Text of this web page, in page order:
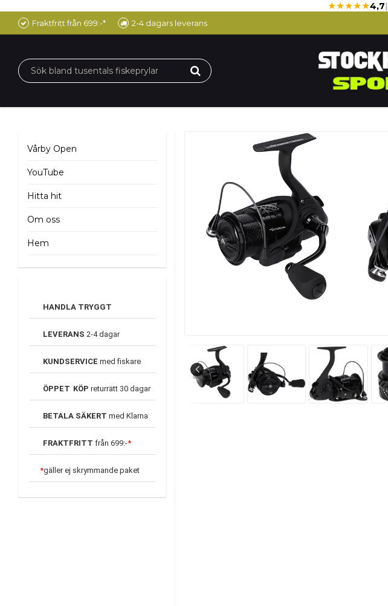
★★★★★4,7|
Fraktfritt från 699:-* 2-4 dagars leverans
Vårby Open
YouTube
Hitta hit
Om oss
Hem
HANDLA TRYGGT
LEVERANS 2-4 dagar
KUNDSERVICE med fiskare
ÖPPET KÖP returrätt 30 dagar
BETALA SÄKERT med Klarna
FRAKTFRITT från 699:-*
*gäller ej skrymmande paket